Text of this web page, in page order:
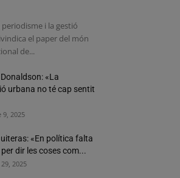
i la gestió
el paper del món
de...
«La
urbana no té cap sentit
9, 2025
«En política falta
dir les coses com...
2025